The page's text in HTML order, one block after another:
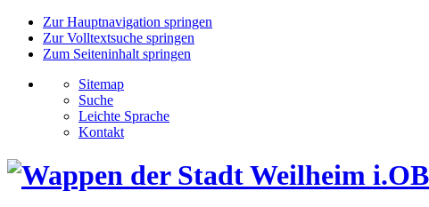
Zur Hauptnavigation springen
Zur Volltextsuche springen
Zum Seiteninhalt springen
Sitemap
Suche
Leichte Sprache
Kontakt